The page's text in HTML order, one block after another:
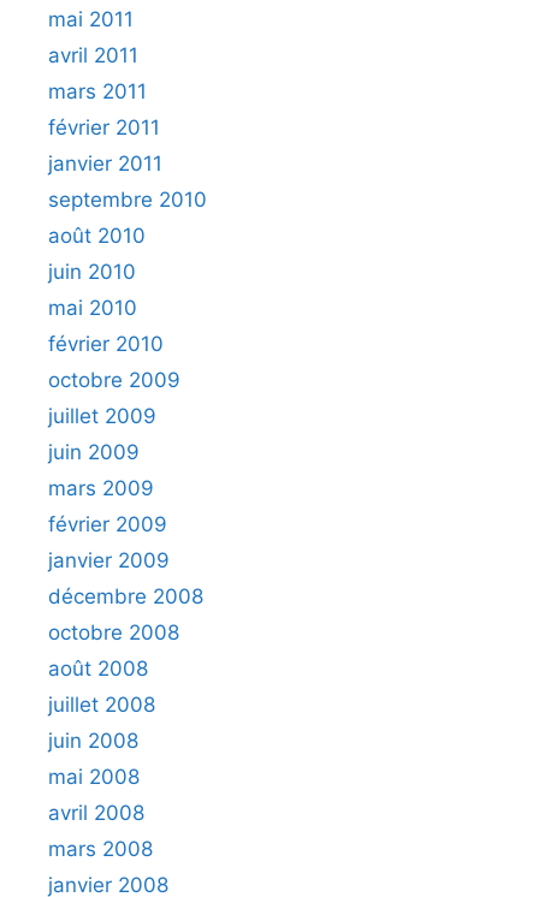
mai 2011
avril 2011
mars 2011
février 2011
janvier 2011
septembre 2010
août 2010
juin 2010
mai 2010
février 2010
octobre 2009
juillet 2009
juin 2009
mars 2009
février 2009
janvier 2009
décembre 2008
octobre 2008
août 2008
juillet 2008
juin 2008
mai 2008
avril 2008
mars 2008
janvier 2008